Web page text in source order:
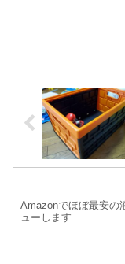
Amazonでほぼ最安の
ューします